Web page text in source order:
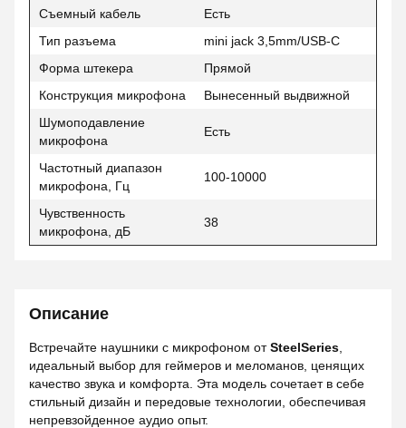
Съемный кабель
Есть
Тип разъема
mini jack 3,5mm/USB-C
Форма штекера
Прямой
Конструкция микрофона
Вынесенный выдвижной
Шумоподавление
микрофона
Есть
Частотный диапазон
микрофона, Гц
100-10000
Чувственность
микрофона, дБ
38
Описание
Встречайте наушники с микрофоном отSteelSeries
идеальный выбор для геймеров и меломанов, ценящих
качество звука и комфорта. Эта модель сочетает в себе
стильный дизайн и передовые технологии, обеспечивая
непревзойденное аудио опыт.